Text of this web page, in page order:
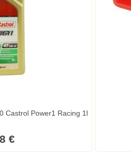
Castrol Power1 Racing 1l
€